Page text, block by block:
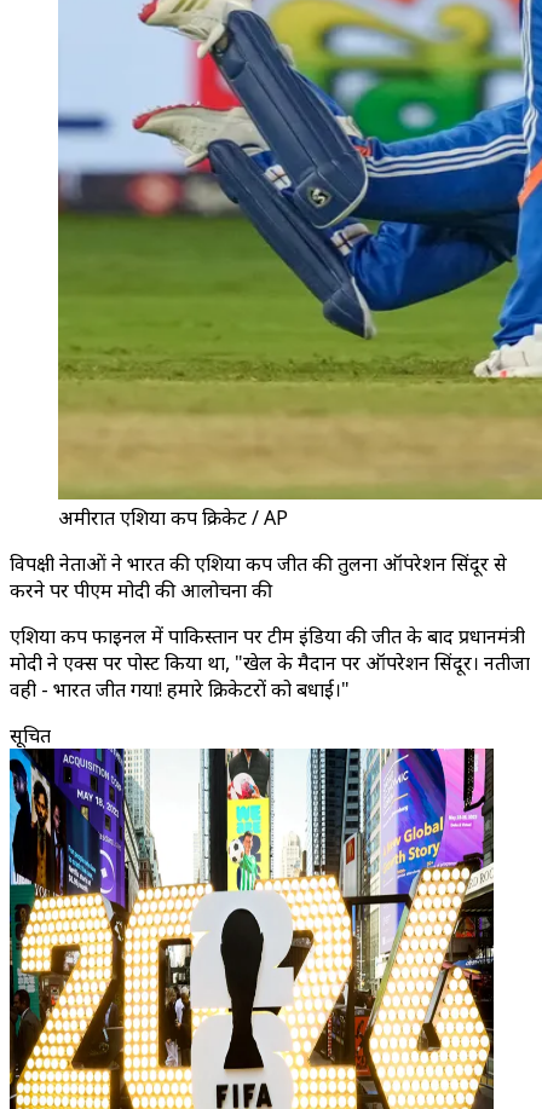
अमीरात एशिया कप क्रिकेट / AP
विपक्षी नेताओं ने भारत की एशिया कप जीत की तुलना ऑपरेशन सिंदूर से
करने पर पीएम मोदी की आलोचना की
एशिया कप फाइनल में पाकिस्तान पर टीम इंडिया की जीत के बाद प्रधानमंत्री
मोदी ने एक्स पर पोस्ट किया था, "खेल के मैदान पर ऑपरेशन सिंदूर। नतीजा
वही - भारत जीत गया! हमारे क्रिकेटरों को बधाई।"
सूचित